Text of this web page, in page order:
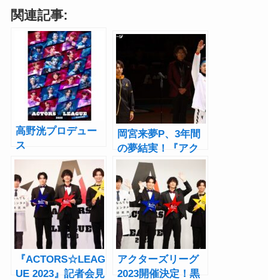
関連記事:
高野洸プロデュー
ス
『ACTORS☆LEAG
UE in Games
2025』出場者決
定！
岡宮来夢P、3年間
の夢結実！『アク
ターズリーグ』バ
スケ2024試合結果
『ACTORS☆LEAG
UE 2023』記者会見
アクターズリーグ
2023開催決定！黒